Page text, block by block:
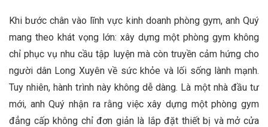
Khi bước chân vào lĩnh vực kinh doanh phòng gym, anh Quý
mang theo khát vọng lớn: xây dựng một phòng gym không
chỉ phục vụ nhu cầu tập luyện mà còn truyền cảm hứng cho
người dân Long Xuyên về sức khỏe và lối sống lành mạnh.
Tuy nhiên, hành trình này không dễ dàng. Là một nhà đầu tư
mới, anh Quý nhận ra rằng việc xây dựng một phòng gym
đẳng cấp không chỉ đơn giản là lắp đặt thiết bị và mở cửa